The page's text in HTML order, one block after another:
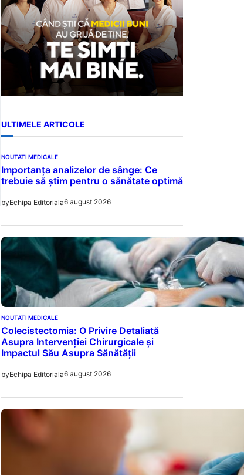
ULTIMELE ARTICOLE
NOUTATI MEDICALE
Importanța analizelor de sânge: Ce
trebuie să știm pentru o sănătate optimă
byEchipa Editoriala6 august 2026
NOUTATI MEDICALE
Colecistectomia: O Privire Detaliată
Asupra Intervenției Chirurgicale și
Impactul Său Asupra Sănătății
byEchipa Editoriala6 august 2026